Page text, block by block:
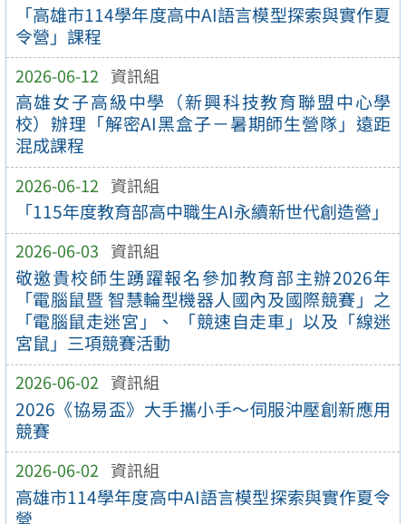
「高雄市114學年度高中AI語言模型探索與實作夏
令營」課程
2026-06-12 資訊組
高雄女子高級中學（新興科技教育聯盟中心學
校）辦理「解密AI黑盒子－暑期師生營隊」遠距
混成課程
2026-06-12 資訊組
「115年度教育部高中職生AI永續新世代創造營」
2026-06-03 資訊組
敬邀貴校師生踴躍報名參加教育部主辦2026年
「電腦鼠暨 智慧輪型機器人國內及國際競賽」之
「電腦鼠走迷宮」、 「競速自走車」以及「線迷
宮鼠」三項競賽活動
2026-06-02 資訊組
2026《協易盃》大手攜小手～伺服沖壓創新應用
競賽
2026-06-02 資訊組
高雄市114學年度高中AI語言模型探索與實作夏令
營